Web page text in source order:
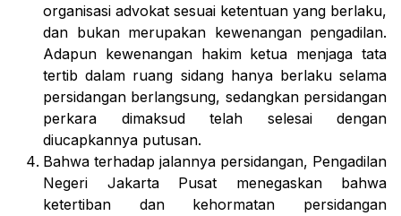
organisasi advokat sesuai ketentuan yang berlaku,
dan bukan merupakan kewenangan pengadilan.
Adapun kewenangan hakim ketua menjaga tata
tertib dalam ruang sidang hanya berlaku selama
persidangan berlangsung, sedangkan persidangan
perkara dimaksud telah selesai dengan
diucapkannya putusan.
Bahwa terhadap jalannya persidangan, Pengadilan
Negeri Jakarta Pusat menegaskan bahwa
ketertiban dan kehormatan persidangan